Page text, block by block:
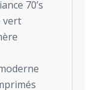
70’s
vert